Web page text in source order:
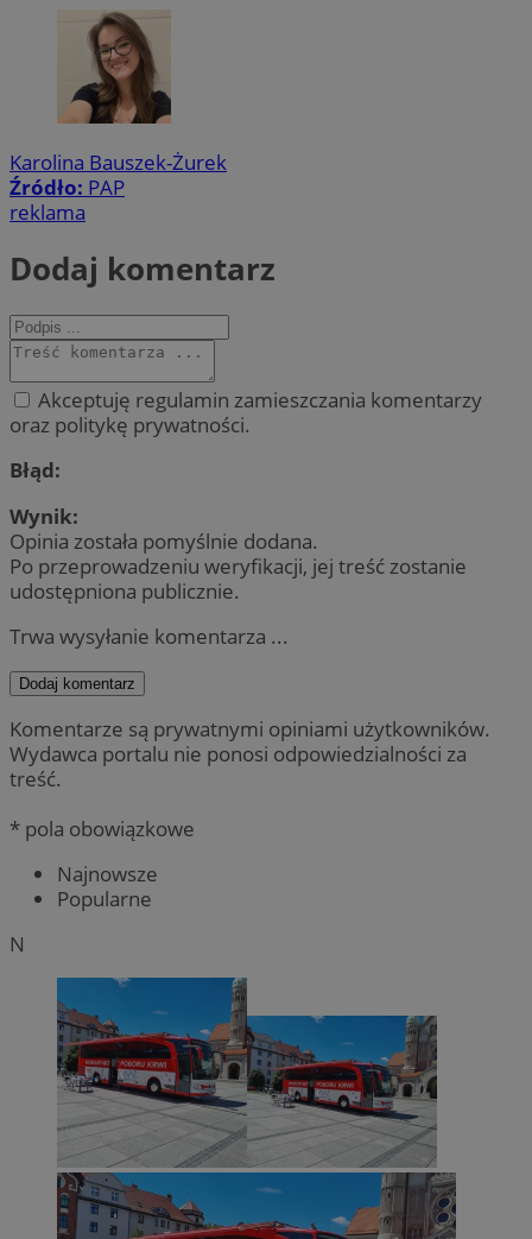
Karolina Bauszek-Żurek
Źródło: PAP
reklama
Dodaj komentarz
Akceptuję regulamin zamieszczania komentarzy
oraz politykę prywatności.
Błąd:
Wynik:
Opinia została pomyślnie dodana.
Po przeprowadzeniu weryfikacji, jej treść zostanie
udostępniona publicznie.
Trwa wysyłanie komentarza ...
Dodaj komentarz
Komentarze są prywatnymi opiniami użytkowników.
Wydawca portalu nie ponosi odpowiedzialności za
treść.
* pola obowiązkowe
Najnowsze
Popularne
N